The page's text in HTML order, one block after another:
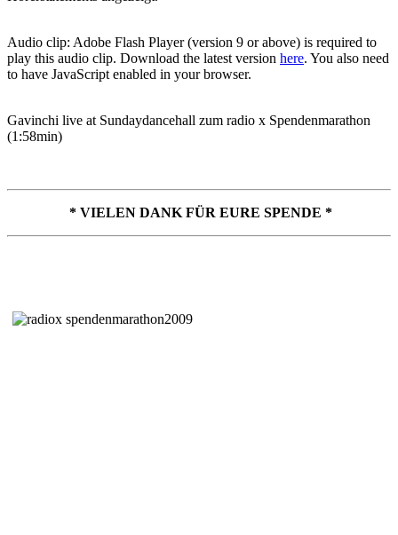
Audio clip: Adobe Flash Player (version 9 or above) is required to
play this audio clip. Download the latest version here. You also need
to have JavaScript enabled in your browser.
Gavinchi live at Sundaydancehall zum radio x Spendenmarathon
(1:58min)
* VIELEN DANK FÜR EURE SPENDE *